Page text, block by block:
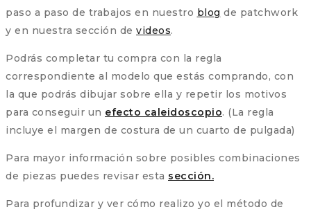
paso a paso de trabajos en nuestro blog de patchwork
y en nuestra sección de videos.
Podrás completar tu compra con la regla
correspondiente al modelo que estás comprando, con
la que podrás dibujar sobre ella y repetir los motivos
para conseguir un efecto caleidoscopio. (La regla
incluye el margen de costura de un cuarto de pulgada)
Para mayor información sobre posibles combinaciones
de piezas puedes revisar esta sección.
Para profundizar y ver cómo realizo yo el método de